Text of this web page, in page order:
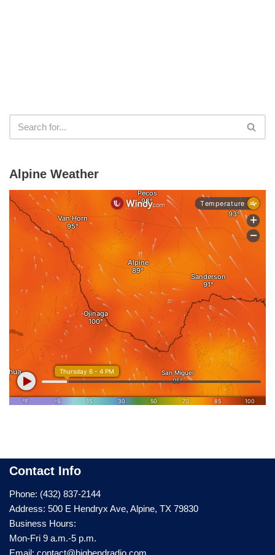
Alpine Weather
Contact Info
Phone: (432) 837-2144
Address: 500 E Hendryx Ave, Alpine, TX 79830
Business Hours:
Mon-Fri 9 a.m.-5 p.m.
Email: contact@bigbendradio.com